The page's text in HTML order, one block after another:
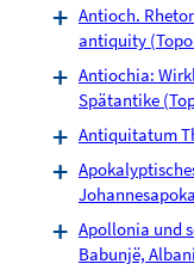
Antioch.
antiquity
Antiochia:
Spätantike
Antiquitatum
Apollonia und
Babunjë,